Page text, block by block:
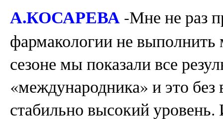
А.КОСАРЕВА-Мне не раз
фармакологии не
сезоне мы показали все
«международника» и это
стабильно высокий